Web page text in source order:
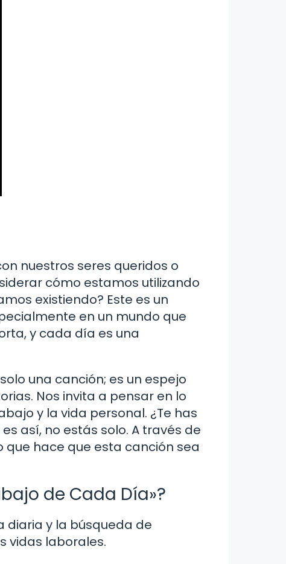
nuestros seres queridos o
cómo estamos utilizando
existiendo? Este es un
en un mundo que
y cada día es una
una canción; es un espejo
Nos invita a pensar en lo
y la vida personal. ¿Te has
así, no estás solo. A través de
que hace que esta canción sea
de Cada Día»?
diaria y la búsqueda de
vidas laborales.